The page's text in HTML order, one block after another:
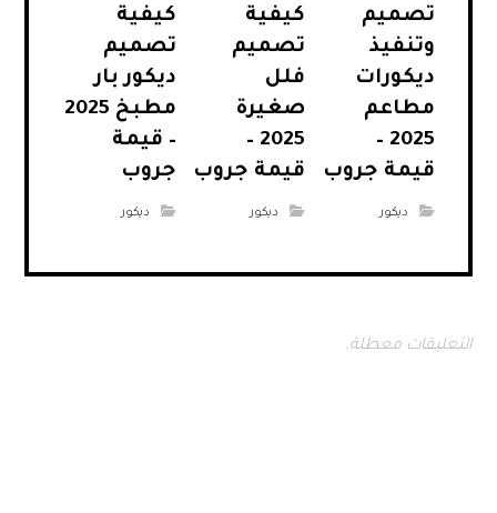
تصميم
وتنفيذ
ديكورات
مطاعم
2025 –
قيمة جروب
ديكور
كيفية
تصميم
فلل
صغيرة
2025 –
قيمة جروب
ديكور
كيفية
تصميم
ديكور بار
مطبخ 2025
– قيمة
جروب
ديكور
التعليقات معطلة.